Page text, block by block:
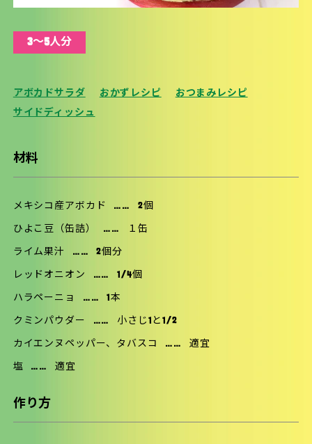
3〜5人分
アボカドサラダ おかずレシピ
おつまみレシピ
サイドディッシュ
材料
メキシコ産アボカド …… 2個
ひよこ豆（缶詰） …… １缶
ライム果汁 …… 2個分
レッドオニオン …… 1/4個
ハラペーニョ …… 1本
クミンパウダー …… 小さじ1と1/2
カイエンヌペッパー、タバスコ …… 適宜
塩 …… 適宜
作り方